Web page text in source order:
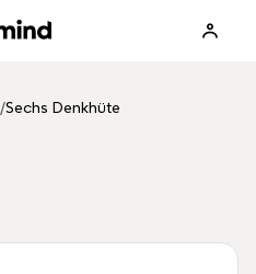
/Sechs Denkhüte